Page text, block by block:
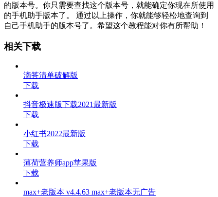
的版本号。你只需要查找这个版本号，就能确定你现在所使用
的手机助手版本了。 通过以上操作，你就能够轻松地查询到
自己手机助手的版本号了。希望这个教程能对你有所帮助！
相关下载
滴答清单破解版
下载
抖音极速版下载2021最新版
下载
小红书2022最新版
下载
薄荷营养师app苹果版
下载
max+老版本 v4.4.63 max+老版本无广告